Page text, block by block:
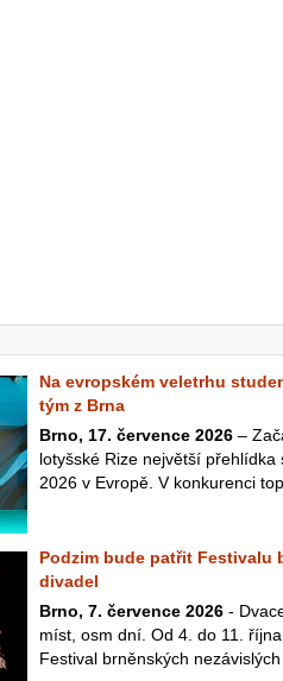
Na evropském veletrhu
tým z Brna
Brno, 17. července 2026 –
lotyšské Rize největší
2026 v Evropě. V konkurenci
Podzim bude patřit Festivalu
divadel
Brno, 7. července 2026 -
míst, osm dní. Od 4. do 11.
Festival brněnských